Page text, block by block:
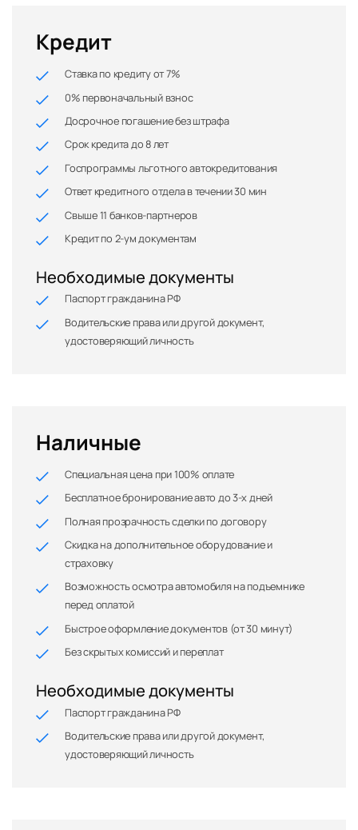
Кредит
Ставка по кредиту от 7%
0% первоначальный взнос
Досрочное погашение без штрафа
Срок кредита до 8 лет
Госпрограммы льготного автокредитования
Ответ кредитного отдела в течении 30 мин
Свыше 11 банков-партнеров
Кредит по 2-ум документам
Необходимые документы
Паспорт гражданина РФ
Водительские права или другой документ,
удостоверяющий личность
Наличные
Специальная цена при 100% оплате
Бесплатное бронирование авто до 3-х дней
Полная прозрачность сделки по договору
Скидка на дополнительное оборудование и
страховку
Возможность осмотра автомобиля на подъемнике
перед оплатой
Быстрое оформление документов (от 30 минут)
Без скрытых комиссий и переплат
Необходимые документы
Паспорт гражданина РФ
Водительские права или другой документ,
удостоверяющий личность